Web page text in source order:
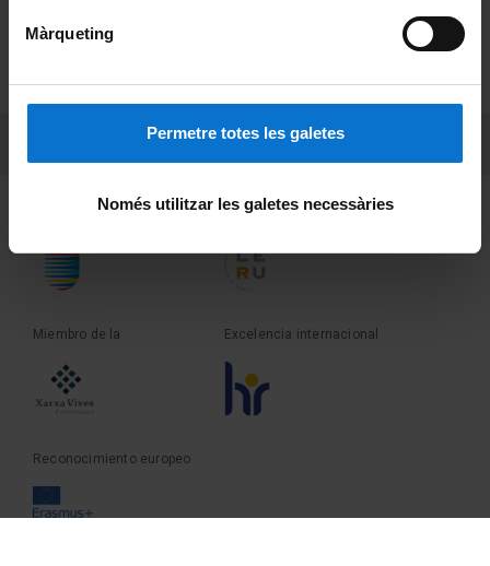
Màrqueting
Permetre totes les galetes
Només utilitzar les galetes necessàries
Privacidad y términos
Sobre UBtv
Fundadora de la Miembro de la
Miembro de la Excelencia internacional
Reconocimiento europeo